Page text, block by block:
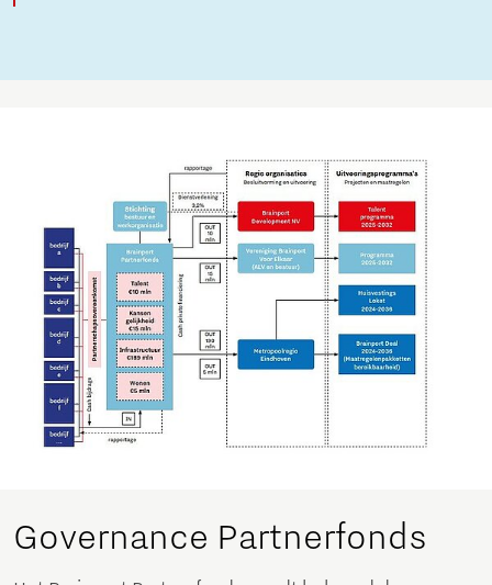
Governance Partnerfonds